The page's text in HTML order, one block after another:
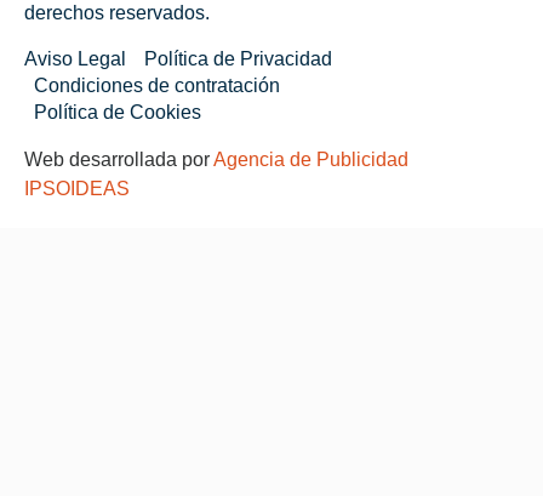
derechos reservados.
Aviso Legal
Política de Privacidad
Condiciones de contratación
Política de Cookies
Web desarrollada porAgencia de Publicidad
IPSOIDEAS